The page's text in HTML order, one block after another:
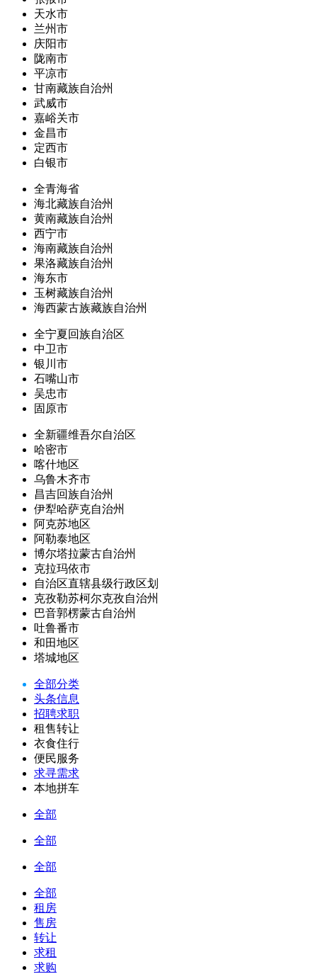
天水市
兰州市
庆阳市
陇南市
平凉市
甘南藏族自治州
武威市
嘉峪关市
金昌市
定西市
白银市
全青海省
海北藏族自治州
黄南藏族自治州
西宁市
海南藏族自治州
果洛藏族自治州
海东市
玉树藏族自治州
海西蒙古族藏族自治州
全宁夏回族自治区
中卫市
银川市
石嘴山市
吴忠市
固原市
全新疆维吾尔自治区
哈密市
喀什地区
乌鲁木齐市
昌吉回族自治州
伊犁哈萨克自治州
阿克苏地区
阿勒泰地区
博尔塔拉蒙古自治州
克拉玛依市
自治区直辖县级行政区划
克孜勒苏柯尔克孜自治州
巴音郭楞蒙古自治州
吐鲁番市
和田地区
塔城地区
全部分类
头条信息
招聘求职
租售转让
衣食住行
便民服务
求寻需求
本地拼车
全部
全部
全部
全部
租房
售房
转让
求租
求购